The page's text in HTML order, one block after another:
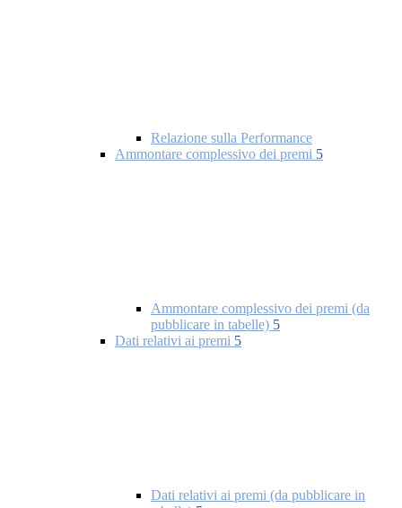
Relazione sulla Performance
Ammontare complessivo dei premi 5
Ammontare complessivo dei premi (da
pubblicare in tabelle) 5
Dati relativi ai premi 5
Dati relativi ai premi (da pubblicare in